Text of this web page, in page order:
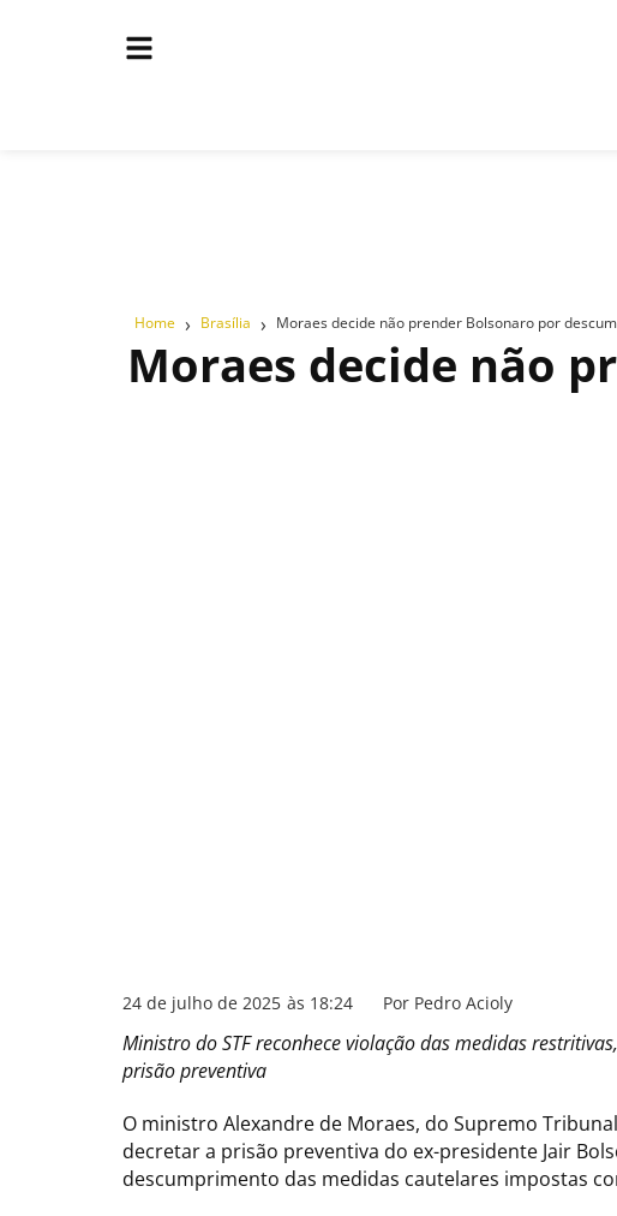
Home › Brasília › Moraes decide não prender Bolsonaro por
Moraes decide não
24 de julho de 2025 às 18:24 Por Pedro Acioly
Ministro do STF reconhece violação das medidas
prisão preventiva
O ministro Alexandre de Moraes, do Supremo
decretar a prisão preventiva do ex-presidente Jair
descumprimento das medidas cautelares impostas